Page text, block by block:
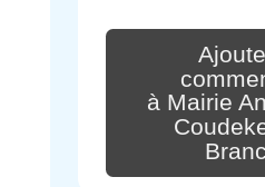
à Mairie